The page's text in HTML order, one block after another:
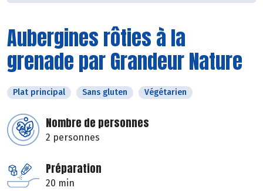
Aubergines rôties à la
grenade par Grandeur Nature
Plat principal Sans gluten Végétarien
Nombre de personnes
2 personnes
Préparation
20 min